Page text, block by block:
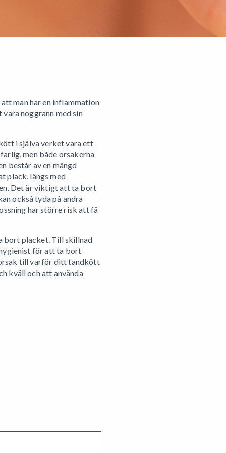
man har en inflammation
noggrann med sin
i själva verket vara ett
men både orsakerna
består av en mängd
plack, längs med
Det är viktigt att ta bort
också tyda på andra
har större risk att få
bort placket. Till skillnad
för att ta bort
orsak till varför ditt tandkött
kväll och att använda